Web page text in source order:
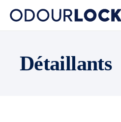
Détaillants